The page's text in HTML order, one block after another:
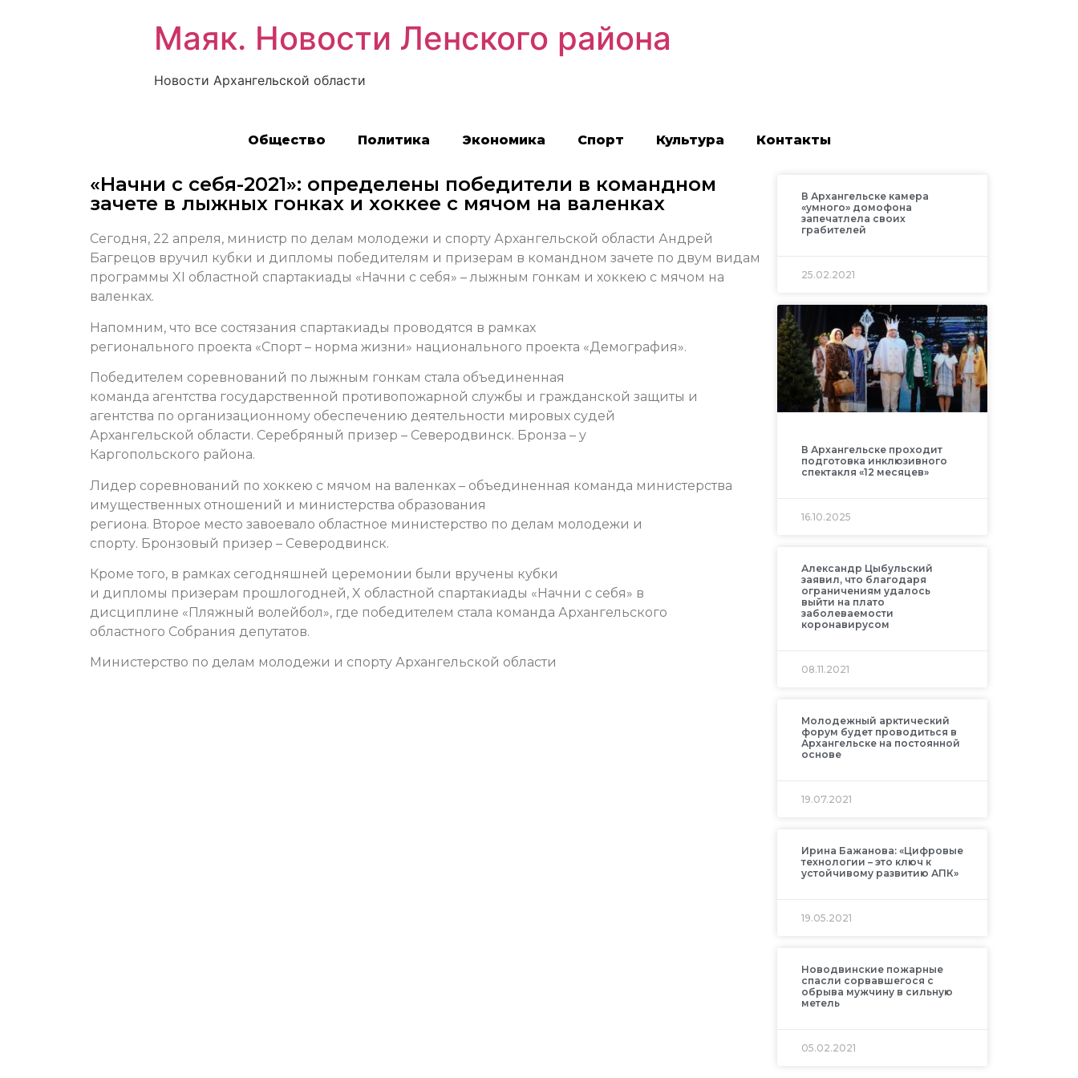
Маяк. Новости Ленского района
Новости Архангельской области
Общество Политика Экономика Спорт Культура Контакты
«Начни с себя-2021»: определены победители в командном
зачете в лыжных гонках и хоккее с мячом на валенках
Сегодня, 22 апреля, министр по делам молодежи и спорту Архангельской области Андрей
Багрецов вручил кубки и дипломы победителям и призерам в командном зачете по двум видам
программы XI областной спартакиады «Начни с себя» – лыжным гонкам и хоккею с мячом на
валенках.
Напомним, что все состязания спартакиады проводятся в рамках
регионального проекта «Спорт – норма жизни» национального проекта «Демография».
Победителем соревнований по лыжным гонкам стала объединенная
команда агентства государственной противопожарной службы и гражданской защиты и
агентства по организационному обеспечению деятельности мировых судей
Архангельской области. Серебряный призер – Северодвинск. Бронза – у
Каргопольского района.
Лидер соревнований по хоккею с мячом на валенках – объединенная команда министерства
имущественных отношений и министерства образования
региона. Второе место завоевало областное министерство по делам молодежи и
спорту. Бронзовый призер – Северодвинск.
Кроме того, в рамках сегодняшней церемонии были вручены кубки
и дипломы призерам прошлогодней, X областной спартакиады «Начни с себя» в
дисциплине «Пляжный волейбол», где победителем стала команда Архангельского
областного Собрания депутатов.
Министерство по делам молодежи и спорту Архангельской области
В Архангельске камера
«умного» домофона
запечатлела своих
грабителей
25.02.2021
В Архангельске проходит
подготовка инклюзивного
спектакля «12 месяцев»
16.10.2025
Александр Цыбульский
заявил, что благодаря
ограничениям удалось
выйти на плато
заболеваемости
коронавирусом
08.11.2021
Молодежный арктический
форум будет проводиться в
Архангельске на постоянной
основе
19.07.2021
Ирина Бажанова: «Цифровые
технологии – это ключ к
устойчивому развитию АПК»
19.05.2021
Новодвинские пожарные
спасли сорвавшегося с
обрыва мужчину в сильную
метель
05.02.2021